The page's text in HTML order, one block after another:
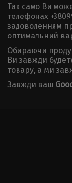
Так само Ви
телефонах
задоволенням
оптимальний
Обираючи
Ви завжди
товару, а ми
Завжди ваш